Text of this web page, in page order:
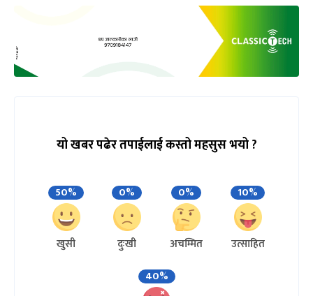
यो खबर पढेर तपाईलाई कस्तो महसुस भयो ?
50%
खुसी
0%
दुःखी
0%
अचम्मित
10%
उत्साहित
40%